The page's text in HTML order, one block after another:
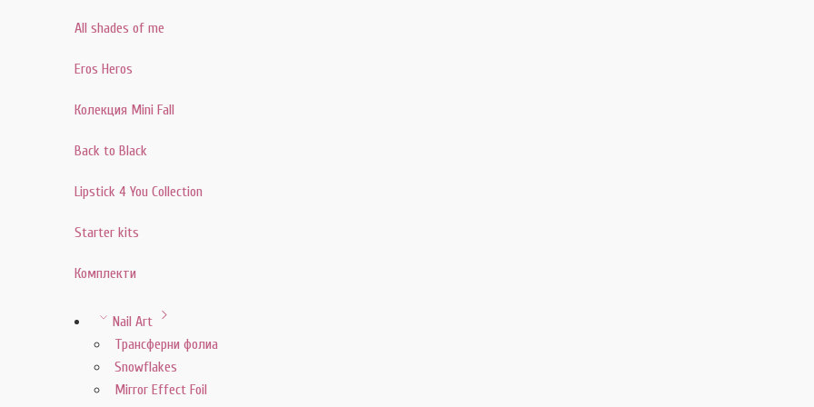
All shades of me
Eros Heros
Колекция Mini Fall
Back to Black
Lipstick 4 You Collection
Starter kits
Комплекти
Nail Art
Трансферни фолиа
Snowflakes
Mirror Effect Foil